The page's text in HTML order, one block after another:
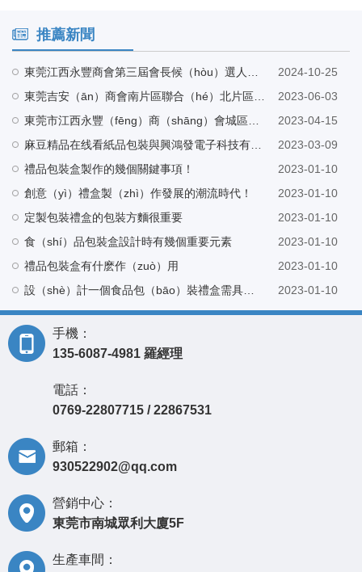
推薦新聞
2024-10-25
2023-06-03
2023-04-15
2023-03-09
禮品包裝盒製作的幾個關鍵事項！
2023-01-10
創意（yì）禮盒製（zhì）作發展的潮流時代！
2023-01-10
定製包裝禮盒的包裝方麵很重要
2023-01-10
食（shí）品包裝盒設計時有幾個重要元素
2023-01-10
禮品包裝盒有什麽作（zuò）用
2023-01-10
2023-01-10
手機：
135-6087-4981 羅經理
電話：
0769-22807715 / 22867531
郵箱：
930522902@qq.com
營銷中心：
東莞市南城眾利大廈5F
生產車間：